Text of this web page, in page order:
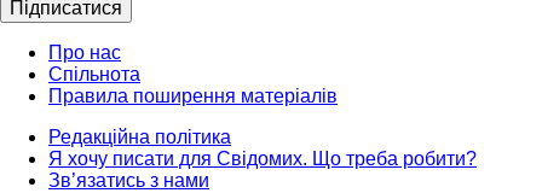
Підписатися
Про нас
Спільнота
Правила поширення матеріалів
Редакційна політика
Я хочу писати для Свідомих. Що треба робити?
Зв’язатись з нами